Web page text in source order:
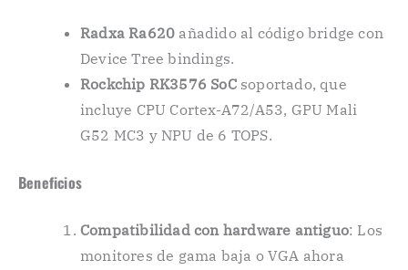
Radxa Ra620 añadido al código bridge con
Device Tree bindings.
Rockchip RK3576 SoCsoportado, que
incluye CPU Cortex-A72/A53, GPU Mali
G52 MC3 y NPU de 6 TOPS.
Beneficios
Compatibilidad con hardware antiguo: Los
monitores de gama baja o VGA ahora